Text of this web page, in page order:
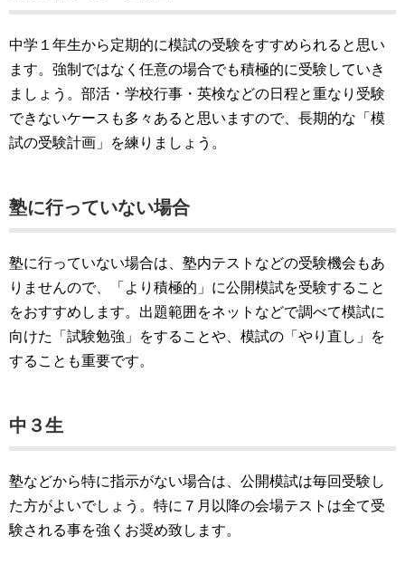
中学１年生から定期的に模試の受験をすすめられると思い
ます。強制ではなく任意の場合でも積極的に受験していき
ましょう。部活・学校行事・英検などの日程と重なり受験
できないケースも多々あると思いますので、長期的な「模
試の受験計画」を練りましょう。
塾に行っていない場合
塾に行っていない場合は、塾内テストなどの受験機会もあ
りませんので、「より積極的」に公開模試を受験すること
をおすすめします。出題範囲をネットなどで調べて模試に
向けた「試験勉強」をすることや、模試の「やり直し」を
することも重要です。
中３生
塾などから特に指示がない場合は、公開模試は毎回受験し
た方がよいでしょう。特に７月以降の会場テストは全て受
験される事を強くお奨め致します。